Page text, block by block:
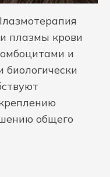
плазмы крови
и
общего